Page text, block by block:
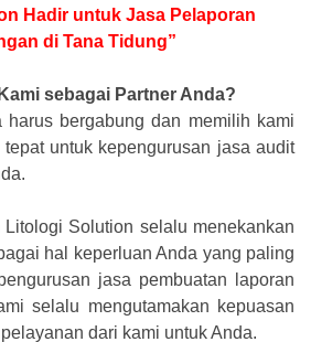
Hadir untuk Jasa Pelaporan
di Tana Tidung”
sebagai Partner Anda?
harus bergabung dan memilih kami
untuk kepengurusan jasa audit
Litologi Solution selalu menekankan
hal keperluan Anda yang paling
jasa pembuatan laporan
selalu mengutamakan kepuasan
dari kami untuk Anda.